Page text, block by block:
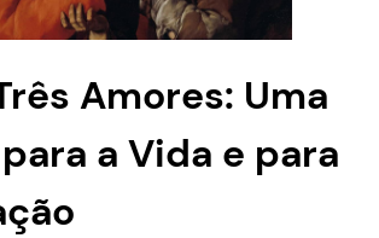
Amores: Uma
a Vida e para